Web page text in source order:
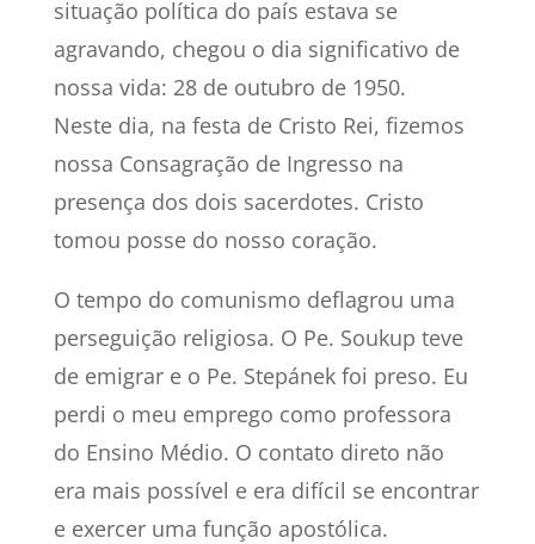
situação política do país estava se
agravando, chegou o dia significativo de
nossa vida: 28 de outubro de 1950.
Neste dia, na festa de Cristo Rei, fizemos
nossa Consagração de Ingresso na
presença dos dois sacerdotes. Cristo
tomou posse do nosso coração.
O tempo do comunismo deflagrou uma
perseguição religiosa. O Pe. Soukup teve
de emigrar e o Pe. Stepánek foi preso. Eu
perdi o meu emprego como professora
do Ensino Médio. O contato direto não
era mais possível e era difícil se encontrar
e exercer uma função apostólica.